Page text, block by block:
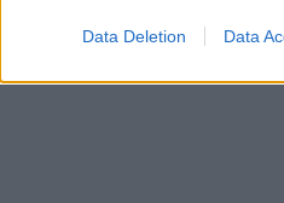
Data Deletion Data